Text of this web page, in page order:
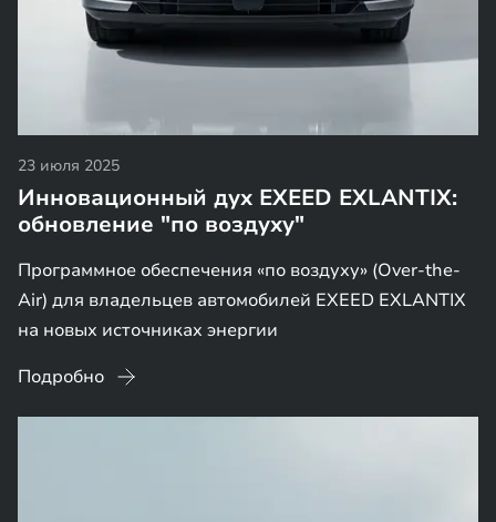
23 июля 2025
Инновационный дух EXEED EXLANTIX:
обновление "по воздуху"
Программное обеспечения «по воздуху» (Over-the-
Air) для владельцев автомобилей EXEED EXLANTIX
на новых источниках энергии
Подробно